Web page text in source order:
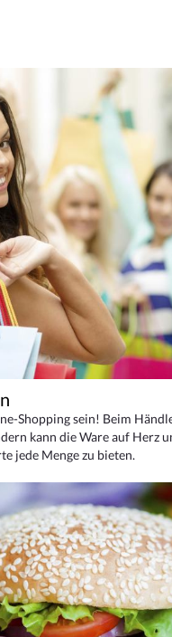
Shopping sein! Beim
kann die Ware auf Herz
jede Menge zu bieten.